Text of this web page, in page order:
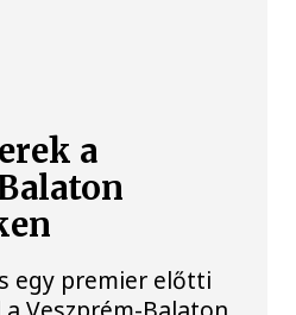
a
egy premier előtti